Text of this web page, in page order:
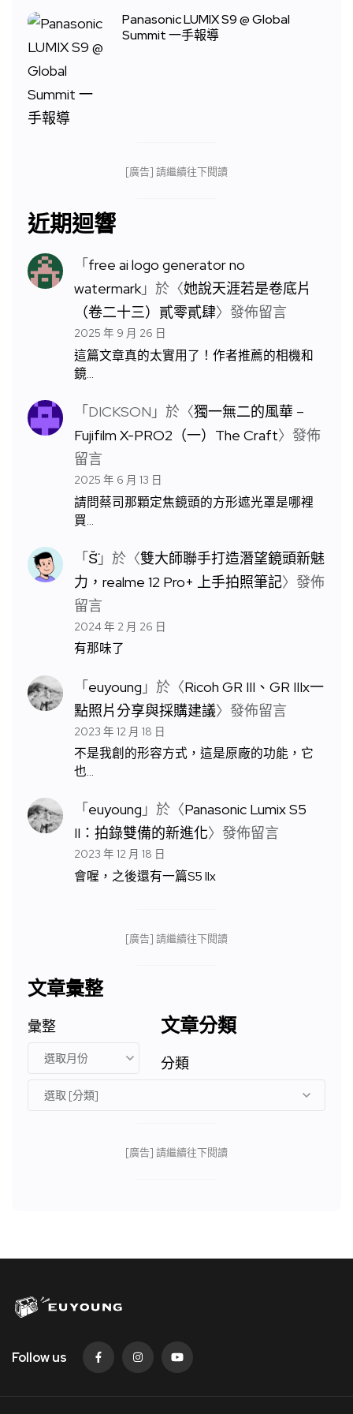
Panasonic LUMIX S9 @ Global
Summit 一手報導
[廣告] 請繼續往下閱讀
近期迴響
「free ai logo generator no
watermark」於〈她說天涯若是卷底片
（卷二十三）貳零貳肆〉發佈留言
2025 年 9 月 26 日
這篇文章真的太實用了！作者推薦的相機和
鏡…
「DICKSON 」於〈獨一無二的風華 –
Fujifilm X-PRO2（一）The Craft〉發佈
留言
2025 年 6 月 13 日
請問蔡司那顆定焦鏡頭的方形遮光罩是哪裡
買…
「S̆̈」於〈雙大師聯手打造潛望鏡頭新魅
力，realme 12 Pro+ 上手拍照筆記〉發佈
留言
2024 年 2 月 26 日
有那味了
「euyoung 」於〈Ricoh GR III、GR IIIx一
點照片分享與採購建議〉發佈留言
2023 年 12 月 18 日
不是我創的形容方式，這是原廠的功能，它
也…
「euyoung 」於〈Panasonic Lumix S5
II：拍錄雙備的新進化〉發佈留言
2023 年 12 月 18 日
會喔，之後還有一篇S5 IIx
[廣告] 請繼續往下閱讀
文章彙整
彙整 文章分類
分類
[廣告] 請繼續往下閱讀
Follow us